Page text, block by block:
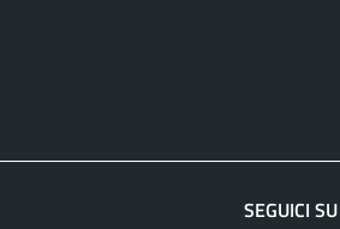
SEGUICI SU